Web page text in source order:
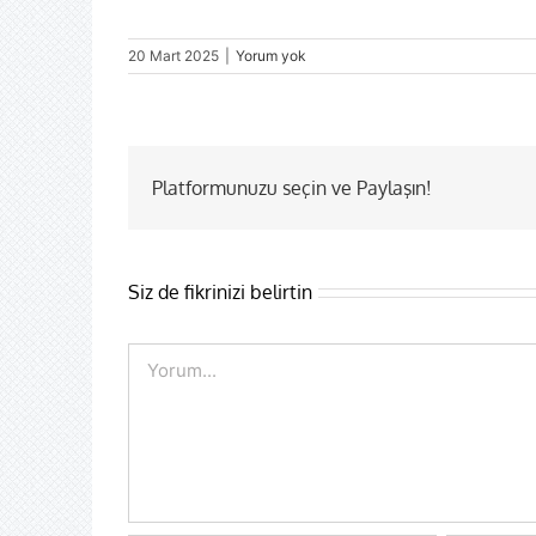
20 Mart 2025 Yorum yok
Platformunuzu seçin ve Paylaşın!
Siz de fikrinizi belirtin